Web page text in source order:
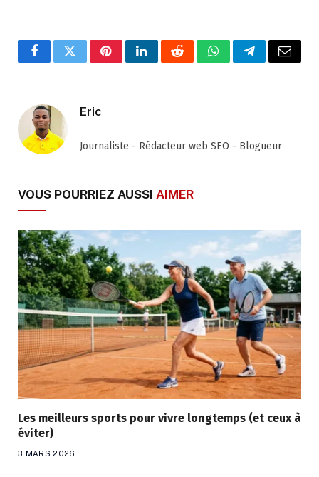
FacebookTwitterPinterestLinkedInRedditWhatsAppTelegramEmail
Eric
Journaliste - Rédacteur web SEO - Blogueur
VOUS POURRIEZ AUSSI AIMER
Les meilleurs sports pour vivre longtemps (et ceux à
éviter)
3 MARS 2026